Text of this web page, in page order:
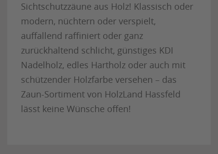
Sichtschutzzäune aus Holz! Klassisch oder
modern, nüchtern oder verspielt,
auffallend raffiniert oder ganz
zurückhaltend schlicht, günstiges KDI
Nadelholz, edles Hartholz oder auch mit
schützender Holzfarbe versehen – das
Zaun-Sortiment von HolzLand Hassfeld
lässt keine Wünsche offen!